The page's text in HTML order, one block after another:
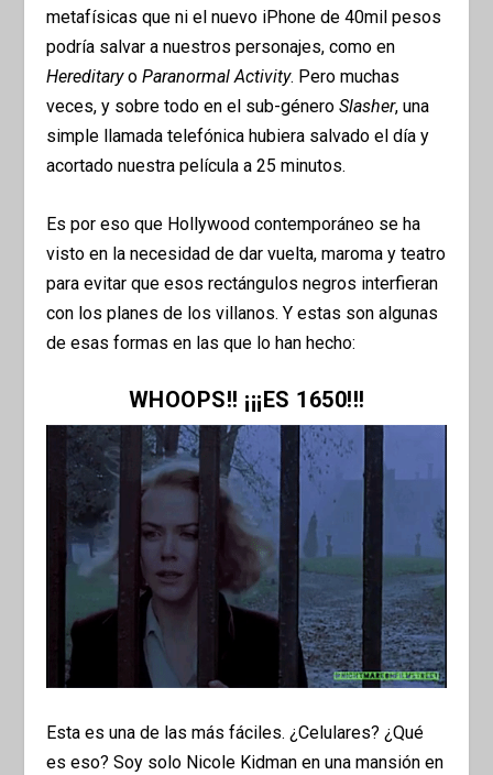
metafísicas que ni el nuevo iPhone de 40mil pesos
podría salvar a nuestros personajes, como en
HereditaryoParanormal Activity. Pero muchas
veces, y sobre todo en el sub-géneroSlasher, una
simple llamada telefónica hubiera salvado el día y
acortado nuestra película a 25 minutos.
Es por eso que Hollywood contemporáneo se ha
visto en la necesidad de dar vuelta, maroma y teatro
para evitar que esos rectángulos negros interfieran
con los planes de los villanos. Y estas son algunas
de esas formas en las que lo han hecho:
WHOOPS!! ¡¡¡ES 1650!!!
Esta es una de las más fáciles. ¿Celulares? ¿Qué
es eso? Soy solo Nicole Kidman en una mansión en